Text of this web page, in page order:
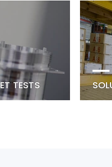
TESTS